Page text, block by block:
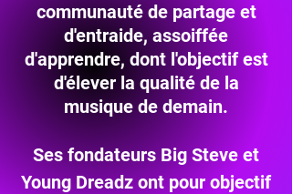
communauté de partage et
d'entraide, assoiffée
d'apprendre, dont l'objectif est
d'élever la qualité de la
musique de demain.
Ses fondateurs Big Steve et
Young Dreadz ont pour objectif